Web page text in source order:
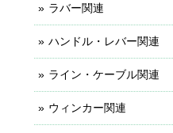
ラバー関連
ハンドル・レバー関連
ライン・ケーブル関連
ウィンカー関連